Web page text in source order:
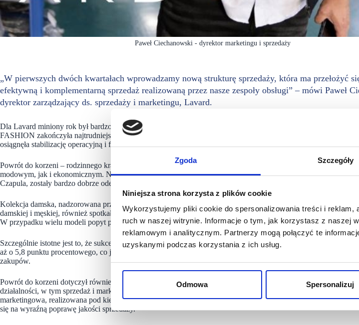
Zgoda Szczegóły
Niniejsza strona korzysta z plików cookie
Wykorzystujemy pliki cookie do spersonalizowania treści i reklam,
ruch w naszej witrynie. Informacje o tym, jak korzystasz z naszej
reklamowym i analitycznym. Partnerzy mogą połączyć te
uzyskanymi podczas korzystania z ich usług.
Odmowa Spersonalizuj
Paweł Ciechanowski - dyrektor marketingu i sprzedaży
„W pierwszych dwóch kwartałach wprowadzamy nową strukturę sprzedaży, która ma przełożyć
efektywną i komplementarną sprzedaż realizowaną przez nasze zespoły obsługi” – mówi Paweł
dyrektor zarządzający ds. sprzedaży i marketingu, Lavard.
Dla Lavard miniony rok był bardzo ważny, gdyż potwierdził, że dotychczasowe zmiany miały sens. LAVARD
FASHION zakończyła najtrudniejszy etap restrukturyzacji. Zarządca zakończył swoją pracę, co jednoznacznie
osiągnęła stabilizację operacyjną i finansową, tworząc solidne podstawy do dalszego rozwoju.
Powrót do korzeni – rodzinnego krawiectwa oraz koncentracji na jakości produktu – przyniósł wymierne efekty
modowym, jak i ekonomicznym. Nowe modele odzieży, zaprojektowane przez znakomitych projektantów, w tym
Czapula, zostały bardzo dobrze odebrane przez klientów.
Kolekcja damska, nadzorowana przez Joannę Koźlak, dyrektora działu zakupów, aktywnie uczestniczącego w
damskiej i męskiej, również spotkała się z entuzjastycznym przyjęciem wymagających klientek segmentu mody
W przypadku wielu modeli popyt przewyższył podaż, co potwierdza trafność decyzji produktowych oraz zdrową
Szczególnie istotne jest to, że sukces kolekcji szedł w parze ze wzrostem efektywności. Osiągana marża handlowa
aż o 5,8 punktu procentowego, co jest efektem lepszego miksu produktowego, dyscypliny cenowej oraz
zakupów.
Powrót do korzeni dotyczył również obszaru zarządzania. Wzmocniono rolę menedżerów odpowiedzialnych za
działalności, w tym sprzedaż i marketing, co pozwoliło na bardziej świadome i efektywne zarządzanie siecią.
marketingowa, realizowana pod kierunkiem Pawła Ciechanowskiego, dyrektora zarządzającego ds. sprzedaży i
się na wyraźną poprawę jakości sprzedaży.